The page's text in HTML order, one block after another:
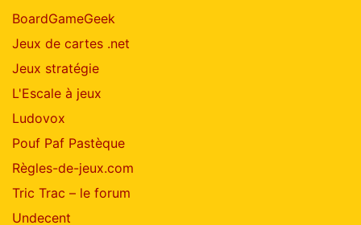
BoardGameGeek
Jeux de cartes .net
Jeux stratégie
L'Escale à jeux
Ludovox
Pouf Paf Pastèque
Règles-de-jeux.com
Tric Trac – le forum
Undecent